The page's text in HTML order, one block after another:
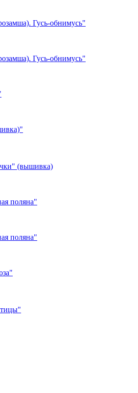
Гусь-обнимусь"
Гусь-обнимусь"
(вышивка)
поляна"
поляна"